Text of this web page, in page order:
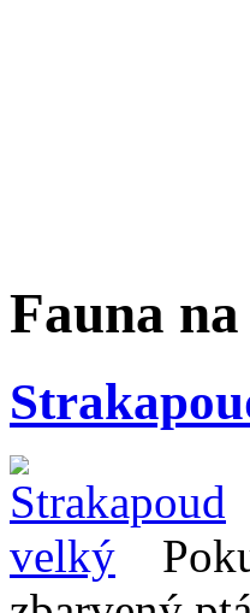
Fauna